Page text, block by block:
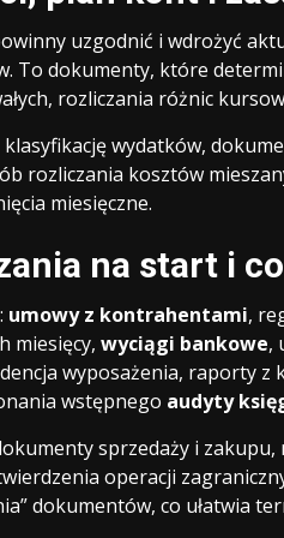
uzgodnić i wdrożyć
To dokumenty, które
rozliczania różnic
wydatków,
rozliczania kosztów
miesięczne.
na start i
umowy z kontrahentami,
miesięcy, wyciągi bankowe,
wyposażenia, raporty z
wstępnego audyty
sprzedaży i
operacji
dokumentów, co ułatwia